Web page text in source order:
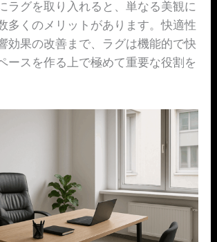
ラグを取り入れると、単なる美観に
多くのメリットがあります。快適性
効果の改善まで、ラグは機能的で快
ースを作る上で極めて重要な役割を